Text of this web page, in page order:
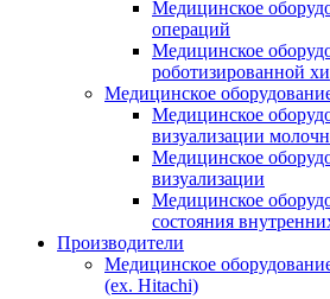
Медицинское
операций
Медицинское
роботизированной
Медицинское
Медицинское
визуализации
Медицинское
визуализации
Медицинское
состояния
Производители
Медицинское
(ex. Hitachi)